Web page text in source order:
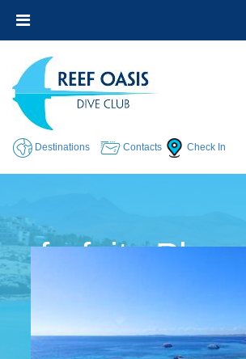
Destinations Contacts Check In
forfaits
Séjour